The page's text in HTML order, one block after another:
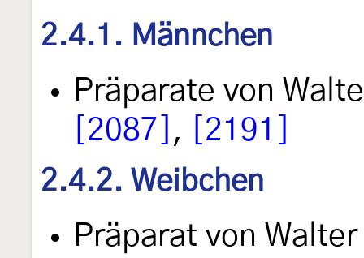
2.4.1. Männchen
Präparate von
[2087]
, [2191]
2.4.2. Weibchen
Präparat von